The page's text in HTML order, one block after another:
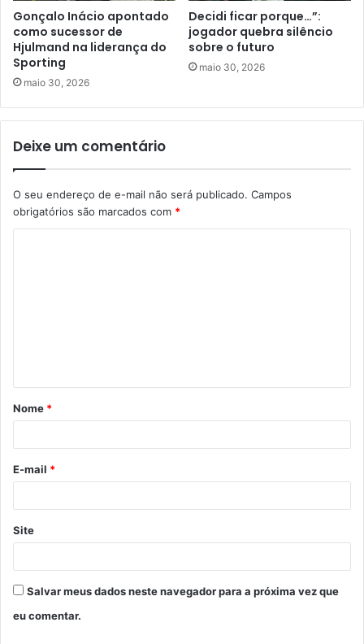
Gonçalo Inácio apontado
como sucessor de
Hjulmand na liderança do
Sporting
maio 30, 2026
Decidi ficar porque…”:
jogador quebra silêncio
sobre o futuro
maio 30, 2026
Deixe um comentário
O seu endereço de e-mail não será publicado. Campos
obrigatórios são marcados com *
á
r
*
Nome *
E-mail *
Site
Salvar meus dados neste navegador para a próxima vez que
eu comentar.